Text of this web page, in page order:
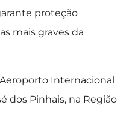
proteção
mais graves da
Internacional
dos Pinhais, na Região